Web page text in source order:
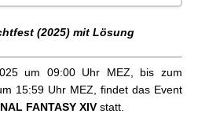
2024
2024
Sprünge Teil 1
Event mit FFXV kehrt erneut
(2025) mit Lösung
um 09:00 Uhr MEZ, bis zum
15:59 Uhr MEZ, findet das Event
FANTASY XIV statt.